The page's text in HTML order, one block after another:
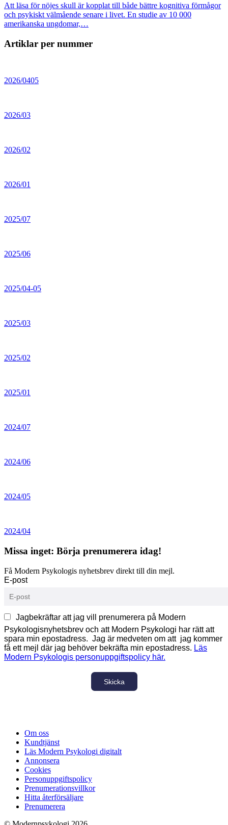
Att läsa för nöjes skull är kopplat till både bättre kognitiva förmågor
och psykiskt välmående senare i livet. En studie av 10 000
amerikanska ungdomar,…
Artiklar per nummer
2026/0405
2026/03
2026/02
2026/01
2025/07
2025/06
2025/04-05
2025/03
2025/02
2025/01
2024/07
2024/06
2024/05
2024/04
Missa inget: Börja prenumerera idag!
Få Modern Psykologis nyhetsbrev direkt till din mejl.
E-post
Jagbekräftar att jag vill prenumerera på Modern
Psykologisnyhetsbrev och att Modern Psykologi har rätt att
spara min epostadress. Jag är medveten om att jag kommer
få ett mejl där jag behöver bekräfta min epostadress. Läs
Modern Psykologis personuppgiftspolicy här.
Skicka
Om oss
Kundtjänst
Läs Modern Psykologi digitalt
Annonsera
Cookies
Personuppgiftspolicy
Prenumerationsvillkor
Hitta återförsäljare
Prenumerera